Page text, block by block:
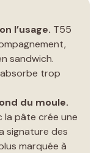
l’usage. T55
sandwich.
absorbe trop
du moule.
la pâte crée une
signature des
marquée à